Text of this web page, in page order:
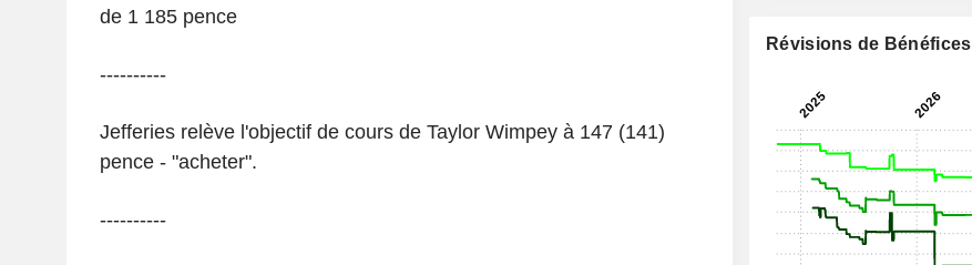
de 1 185 pence
----------
Jefferies relève l'objectif de cours de Taylor Wimpey à 147 (141)
pence - "acheter".
----------
Révisions de Bénéfices